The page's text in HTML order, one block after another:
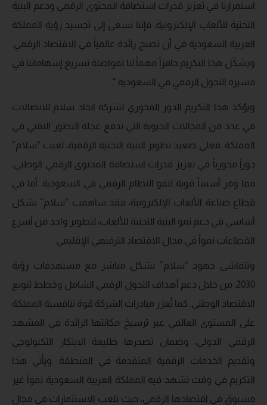
استمرارنا في تعزيز قدرات استضافة المحتوى الرقمي ودعم البنية
التحتية للألعاب الإلكترونية، فإننا نسعى إلى تجسيد رؤية المملكة
العربية السعودية في أن تصبح رائدة عالمياً في الاقتصاد الرقمي.
ويشكّل هذا التكريم حافزاً مهماً لنا لمواصلة تسريع إسهاماتنا في
مسيرة التحول الرقمي في السعودية.”
ويؤكد هذا التكريم الدور المحوري لشركة اتحاد سلام للاتصالات
في عدد من المجالات الحيوية التي تدفع عجلة التطور التقني في
المملكة. فعلى صعيد تطوير البنية التحتية الرقمية، لعبت “سلام”
دوراً محورياً في تعزيز قدرات استضافة المحتوى الرقمي الوطني،
مما وفر أسساً قوية لنمو النظام الرقمي في السعودية. أما في
قطاع صناعة الألعاب الإلكترونية، فقد ساهمت “سلام” بشكل
أساسي في دعم نمو البنية التحتية للألعاب، لتطوير واحد من أسرع
القطاعات نمواً في مجال الاقتصاد الترفيهي الإقليمي.
وتتماشى جهود “سلام” بشكل مباشر مع مستهدفات رؤية
2030، من خلال دعم أهداف التحول الرقمي الشامل وخطط تنويع
الاقتصاد الوطني. كما تُعزز مبادرات الشركة قوة تنافسية المملكة
على المستوى العالمي عبر ترسيخ مكانتها الرائدة في المشهد
الرقمي الدولي، وضمان تصدرها طليعة الابتكار التكنولوجي
وتقديم الخدمات الرقمية المتقدمة في المنطقة. ويأتي هذا
التكريم في وقت تشهد فيه المملكة العربية السعودية نمواً غير
مسبوق في اقتصادها الرقمي، حيث تلعب الاستثمارات في مجال